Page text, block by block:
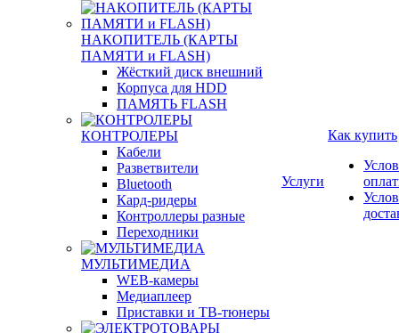
НАКОПИТЕЛЬ (КАРТЫ
ПАМЯТИ и FLASH)
Жёсткий диск внешний
Корпуса для HDD
ПАМЯТЬ FLASH
КОНТРОЛЕРЫ
Кабели
Разветвители
Bluetooth
Кард-ридеры
Контроллеры разные
Переходники
МУЛЬТИМЕДИА
WEB-камеры
Медиаплеер
Приставки и ТВ-тюнеры
Услуги
Как купить